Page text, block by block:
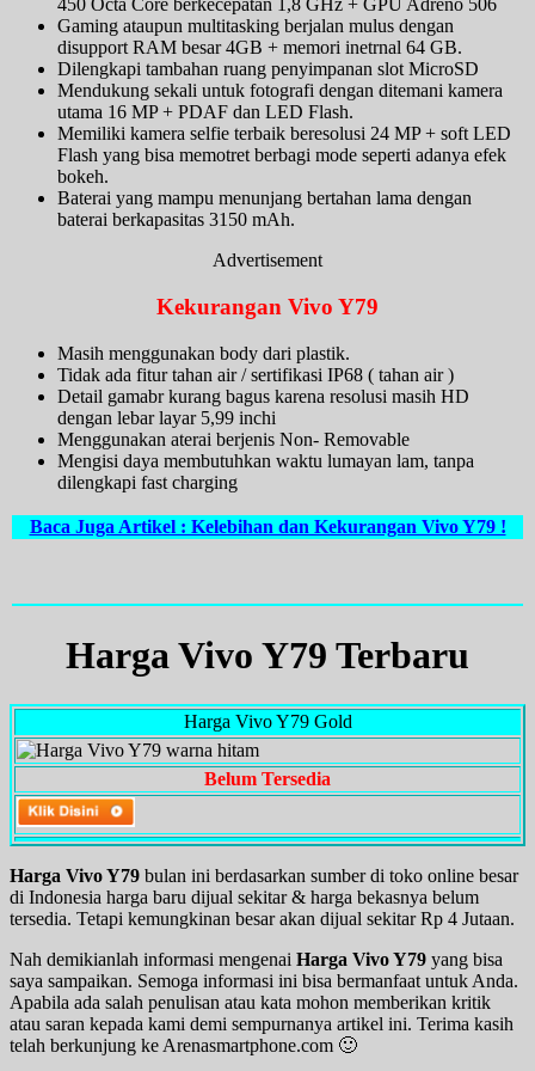
450 Octa Core berkecepatan 1,8 GHz + GPU Adreno 506
Gaming ataupun multitasking berjalan mulus dengan
disupport RAM besar 4GB + memori inetrnal 64 GB.
Dilengkapi tambahan ruang penyimpanan slot MicroSD
Mendukung sekali untuk fotografi dengan ditemani kamera
utama 16 MP + PDAF dan LED Flash.
Memiliki kamera selfie terbaik beresolusi 24 MP + soft LED
Flash yang bisa memotret berbagi mode seperti adanya efek
bokeh.
Baterai yang mampu menunjang bertahan lama dengan
baterai berkapasitas 3150 mAh.
Advertisement
Kekurangan Vivo Y79
Masih menggunakan body dari plastik.
Tidak ada fitur tahan air / sertifikasi IP68 ( tahan air )
Detail gamabr kurang bagus karena resolusi masih HD
dengan lebar layar 5,99 inchi
Menggunakan aterai berjenis Non- Removable
Mengisi daya membutuhkan waktu lumayan lam, tanpa
dilengkapi fast charging
Baca Juga Artikel : Kelebihan dan Kekurangan Vivo Y79 !
Harga Vivo Y79 Terbaru
Harga Vivo Y79 Gold
Belum Tersedia
Harga Vivo Y79 bulan ini berdasarkan sumber di toko online besar
di Indonesia harga baru dijual sekitar & harga bekasnya belum
tersedia. Tetapi kemungkinan besar akan dijual sekitar Rp 4 Jutaan.
Nah demikianlah informasi mengenai Harga Vivo Y79 yang bisa
saya sampaikan. Semoga informasi ini bisa bermanfaat untuk Anda.
Apabila ada salah penulisan atau kata mohon memberikan kritik
atau saran kepada kami demi sempurnanya artikel ini. Terima kasih
telah berkunjung ke Arenasmartphone.com 🙂